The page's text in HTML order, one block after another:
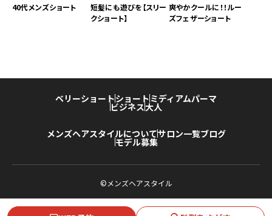
40代メンズショート
短髪にも遊びを【スリー
クショート】
爽やかクールに！！ルー
ズフェザーショート
ベリーショートショート ミディアムパーマ
ビジネス大人
メンズヘアスタイルについてサロン一覧ブログ
モデル募集
©メンズヘアスタイル